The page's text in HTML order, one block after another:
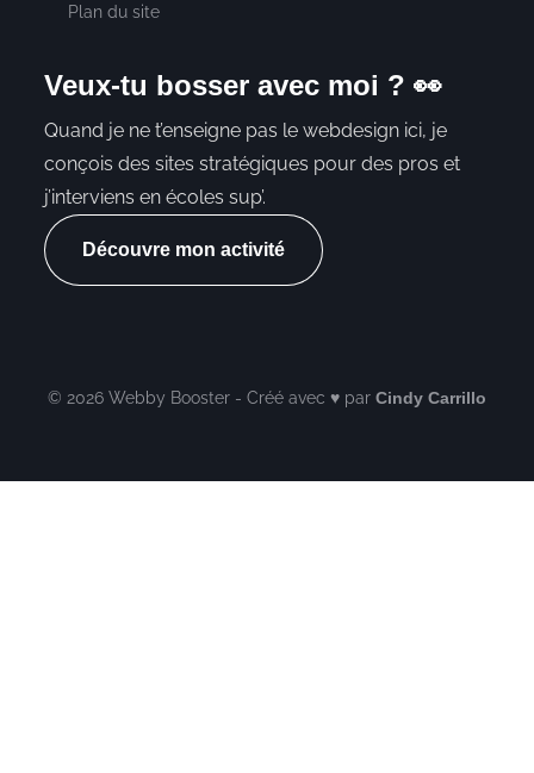
Plan du site
Veux-tu bosser avec moi ? 👀
Quand je ne t’enseigne pas le webdesign ici, je
conçois des sites stratégiques pour des pros et
j’interviens en écoles sup’.
Découvre mon activité
© 2026 Webby Booster - Créé avec ♥ par Cindy Carrillo